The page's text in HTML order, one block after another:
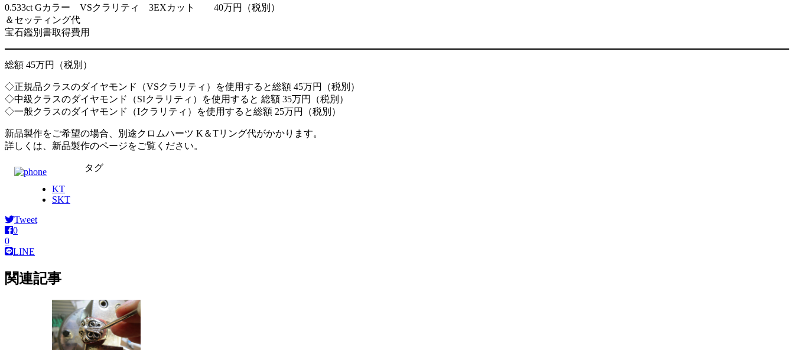
0.533ct Gカラー VSクラリティ 3EXカット 40万円（税別）
＆セッティング代
宝石鑑別書取得費用
総額 45万円（税別）
◇正規品クラスのダイヤモンド（VSクラリティ）を使用すると総額 45万円（税別）
◇中級クラスのダイヤモンド（SIクラリティ）を使用すると 総額 35万円（税別）
◇一般クラスのダイヤモンド（Iクラリティ）を使用すると総額 25万円（税別）
新品製作をご希望の場合、別途クロムハーツ K＆Tリング代がかかります。
詳しくは、新品製作のページをご覧ください。
タグ
KT
SKT
Tweet
0
0
LINE
関連記事